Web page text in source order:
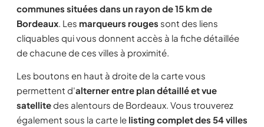
communes situées dans un rayon de 15 km de
Bordeaux. Les marqueurs rouges sont des liens
cliquables qui vous donnent accès à la fiche détaillée
de chacune de ces villes à proximité.
Les boutons en haut à droite de la carte vous
permettent d'alterner entre plan détaillé et vue
satellitedes alentours de Bordeaux. Vous trouverez
également sous la carte le listing complet des 54 villes